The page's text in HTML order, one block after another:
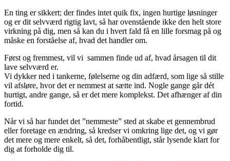
En ting er sikkert; der findes intet quik fix, ingen hurtige løsninger
og er dit selvværd rigtig lavt, så har ovenstående ikke den helt store
virkning på dig, men så kan du i hvert fald få en lille forsmag på og
måske en forståelse af, hvad det handler om.
Først og fremmest, vil vi sammen finde ud af, hvad årsagen til dit
lave selvværd er.
Vi dykker ned i tankerne, følelserne og din adfærd, som lige så stille
vil afsløre, hvor det er nemmest at sætte ind. Nogle gange går dét
hurtigt, andre gange, så er det mere komplekst. Det afhænger af din
fortid.
Når vi så har fundet det ”nemmeste” sted at skabe et gennembrud
eller foretage en ændring, så kredser vi omkring lige det, og vi gør
det mere og mere enkelt, så det, forhåbentligt, står lysende klart for
dig at forholde dig til.